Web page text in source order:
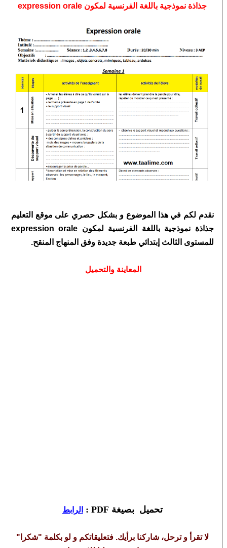
جذاذة نموذجية باللغة الفرنسية لمكون expression orale
نقدم لكم في هذا الموضوع و بشكل حصري على موقع التعليم
جذاذة نموذجية باللغة الفرنسية لمكون expression orale
للمستوى الثالث إبتدائي طبعة جديدة وفق المنهاج المنقح.
المعاينة والتحميل
تحميل بصيغة PDF : الرابط
لا تقرأ و ترحل، شاركنا برأيك. فتعليقاتكم و لو بكلمة "شكرا"